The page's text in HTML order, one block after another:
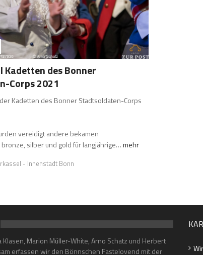
Kadetten des Bonner
Corps 2021
Kadetten des Bonner Stadtsoldaten-Corps
vereidigt andere bekamen
silber und gold für langjährige…mehr
- Innenstadt Bonn
Klasen, Marion Müller-White, Arno Schatz und Herbert
erfassen wir den Bönnschen Fastelovend mit der